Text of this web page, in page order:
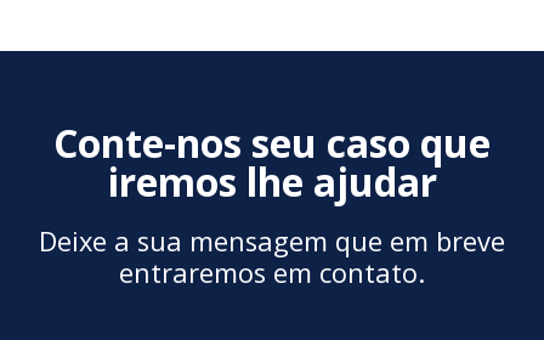
Conte-nos seu caso que
iremos lhe ajudar
Deixe a sua mensagem que em breve
entraremos em contato.